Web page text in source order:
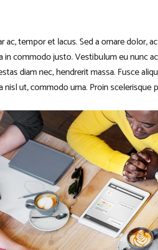
ac, tempor et lacus. Sed a ornare dolor,
commodo justo. Vestibulum eu nunc
diam nec, hendrerit massa. Fusce
nisl ut, commodo urna. Proin